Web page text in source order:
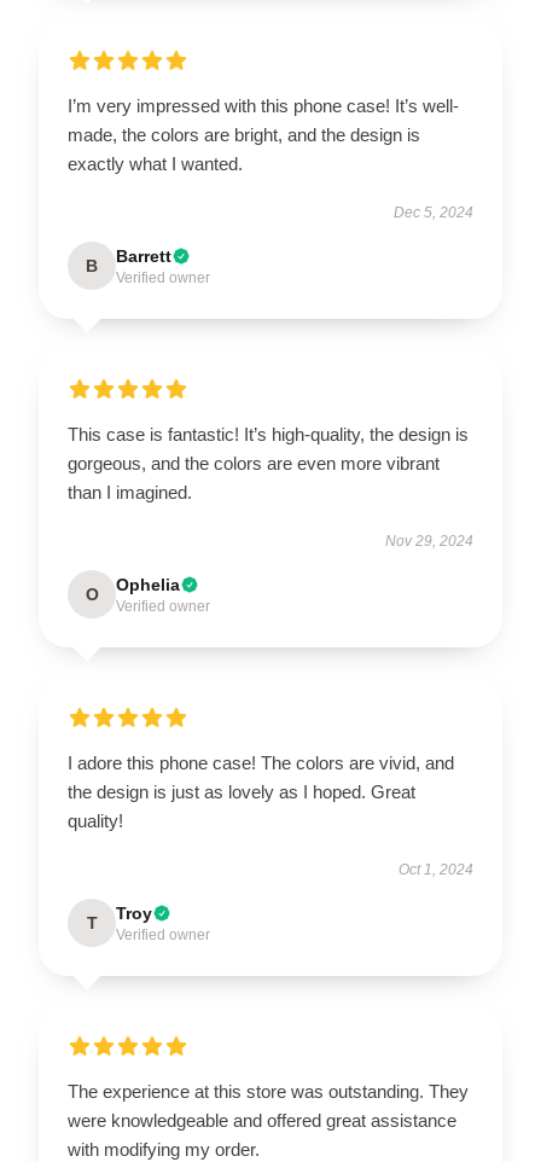
I’m very impressed with this phone case! It’s well-
made, the colors are bright, and the design is
exactly what I wanted.
Dec 5, 2024
B Barrett
Verified owner
This case is fantastic! It’s high-quality, the design is
gorgeous, and the colors are even more vibrant
than I imagined.
Nov 29, 2024
O Ophelia
Verified owner
I adore this phone case! The colors are vivid, and
the design is just as lovely as I hoped. Great
quality!
Oct 1, 2024
T Troy
Verified owner
The experience at this store was outstanding. They
were knowledgeable and offered great assistance
with modifying my order.